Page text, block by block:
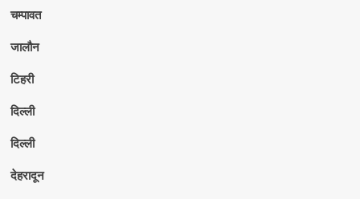
चम्पावत
जालौन
टिहरी
दिल्ली
दिल्ली
देहरादून